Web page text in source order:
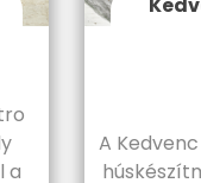
A Kedvenc